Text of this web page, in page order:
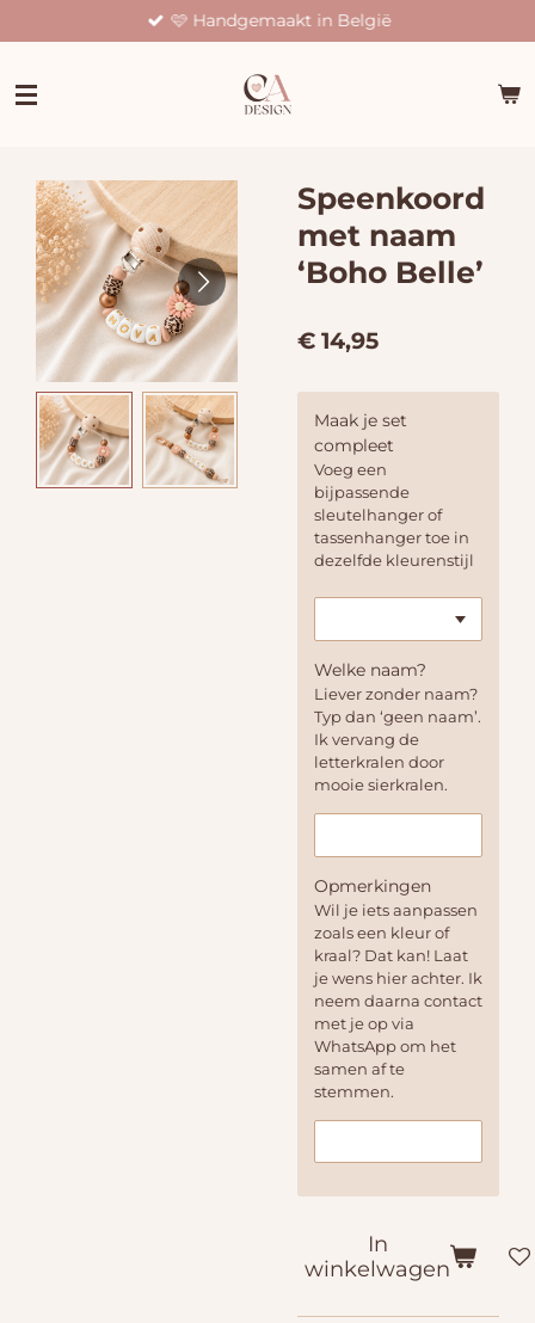
direct
de
🩷 Handgemaakt in België
Speenkoord
met naam
‘Boho Belle’
€ 14,95
Maak je set
compleet
Voeg een
bijpassende
sleutelhanger of
tassenhanger toe in
dezelfde kleurenstijl
Welke naam?
Liever zonder naam?
Typ dan ‘geen naam’.
Ik vervang de
letterkralen door
mooie sierkralen.
Opmerkingen
Wil je iets aanpassen
zoals een kleur of
kraal? Dat kan! Laat
je wens hier achter. Ik
neem daarna contact
met je op via
WhatsApp om het
samen af te
stemmen.
In
winkelwagen